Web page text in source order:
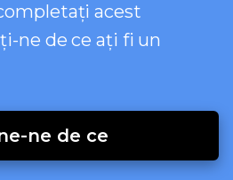
acest
ne de ce ați fi un
ne de ce